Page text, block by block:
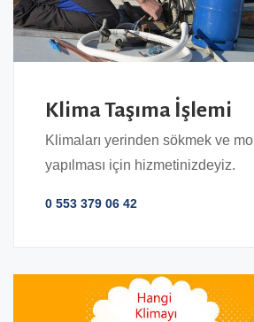
Klima Taşıma İşlemi
Klimaları yerinden sökmek ve
yapılması için hizmetinizdeyiz.
0 553 379 06 42